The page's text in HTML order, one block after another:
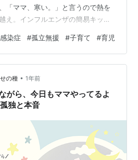
「ママ、寒い。」と言うので熱を
え。インフルエンザの簡易キット
せざるを得ない。園に連絡すると
いて、今日はさらに数が倍送して
別居婚をしている彼女に頼る旦那
しているお母さんも現在お父さん
と仕事（自営業）でヘトヘト。 彼
しまわないか心配になる中…
感染症 #孤立無援 #子育て #育児
の種 • 1年前
がら、今日もママやってるよ
独と本音